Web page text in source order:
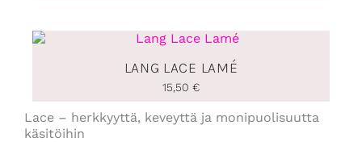
LANG LACE LAMÉ
15,50 €
Lace – herkkyyttä, keveyttä ja monipuolisuutta
käsitöihin